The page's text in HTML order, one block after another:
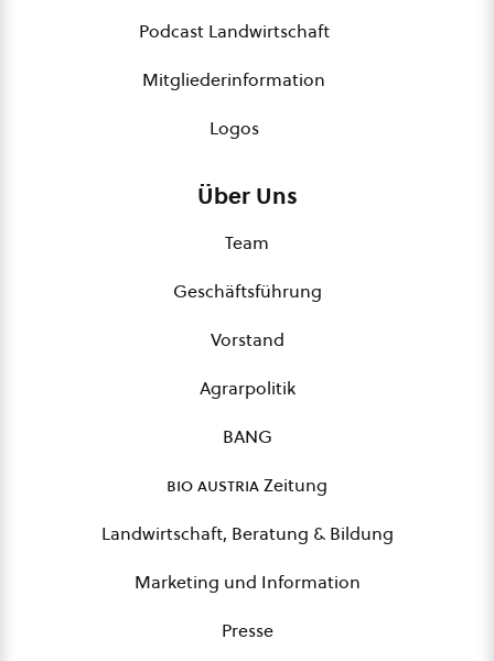
Podcast Landwirtschaft
Mitgliederinformation
Logos
Über Uns
Team
Geschäftsführung
Vorstand
Agrarpolitik
BANG
bio austriaZeitung
Landwirtschaft, Beratung & Bildung
Marketing und Information
Presse